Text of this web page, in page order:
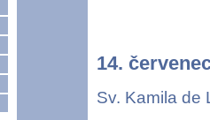
14.
Sv. Kamila de